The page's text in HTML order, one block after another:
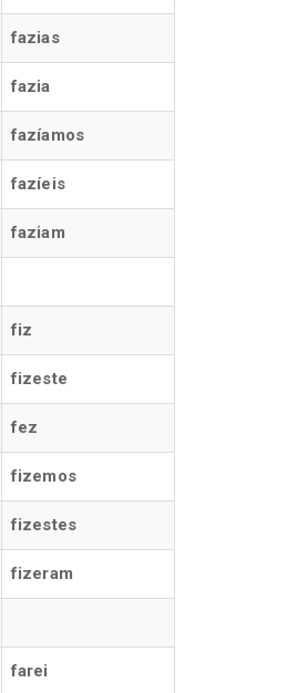
fazias
fazia
fazíamos
fazíeis
faziam
fiz
fizeste
fez
fizemos
fizestes
fizeram
farei